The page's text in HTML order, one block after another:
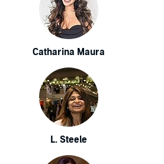
Catharina Maura
L. Steele